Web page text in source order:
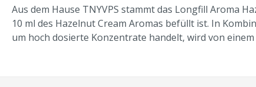
Aus dem Hause TNYVPS stammt das Longfill Aroma
10 ml des Hazelnut Cream Aromas befüllt ist. In
um hoch dosierte Konzentrate handelt, wird von